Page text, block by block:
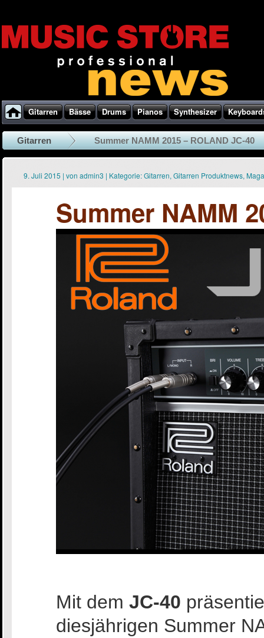
Gitarren Bässe Drums Pianos Synthesizer
Gitarren Summer NAMM 2015 – ROLAND JC-40
9. Juli 2015 | von admin3 | Kategorie:Gitarren, Gitarren Produktnews,
Summer NAMM
Mit dem JC-40
diesjährigen Summer